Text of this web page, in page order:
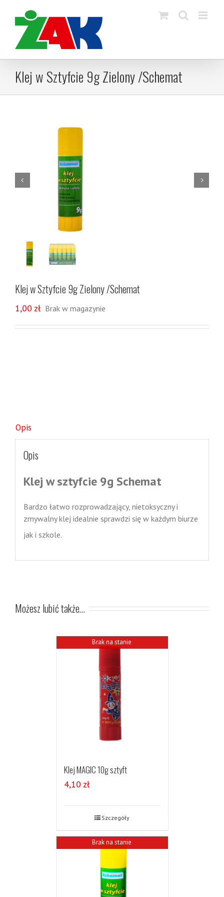
content
Klej w Sztyfcie 9g Zielony /Schemat
 
Klej w Sztyfcie 9g Zielony /Schemat
1,00 zł Brak w magazynie
Opis
Opis
Klej w sztyfcie 9g Schemat
Bardzo łatwo rozprowadzający, nietoksyczny i
zmywalny klej idealnie sprawdzi się w każdym biurze
jak i szkole.
Możesz lubić także…
Brak na stanie
Klej MAGIC 10g sztyft
4,10 zł
Szczegóły
Brak na stanie